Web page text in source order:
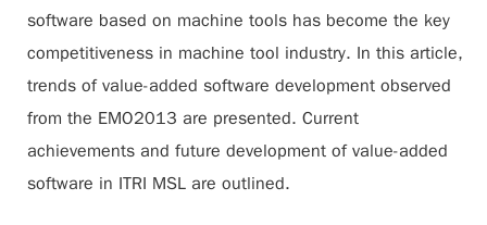
software based on machine tools has become the key
competitiveness in machine tool industry. In this article,
trends of value-added software development observed
from the EMO2013 are presented. Current
achievements and future development of value-added
software in ITRI MSL are outlined.